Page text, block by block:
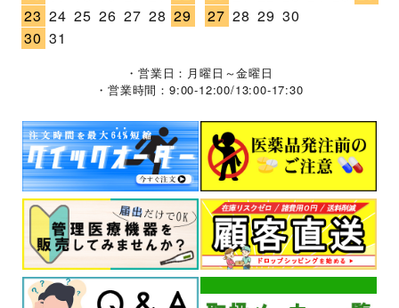
23 24 25 26 27 28 29
30 31
27 28 29 30
・営業日：月曜日～金曜日
・営業時間：9:00-12:00/13:00-17:30